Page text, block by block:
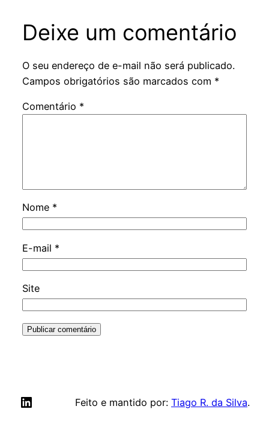
Deixe um comentário
O seu endereço de e-mail não será publicado.
Campos obrigatórios são marcados com *
Comentário *
Nome *
E-mail *
Site
LinkedIn Feito e mantido por: Tiago R. da Silva.